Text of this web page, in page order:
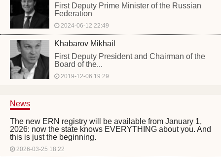
First Deputy Prime Minister of the Russian
Federation
2024-06-12 22:49
Khabarov Mikhail
First Deputy President and Chairman of the
Board of the...
2019-12-06 19:29
News
The new ERN registry will be available from January 1,
2026: now the state knows EVERYTHING about you. And
this is just the beginning.
2026-03-25 18:22